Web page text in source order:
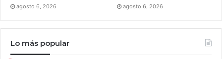
agosto 6, 2026 agosto 6, 2026
Lo más popular